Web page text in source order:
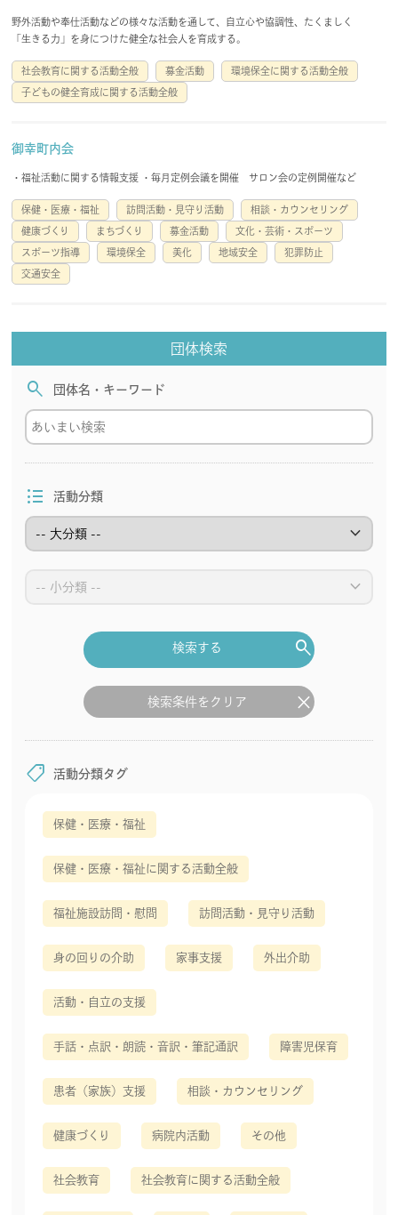
野外活動や奉仕活動などの様々な活動を通して、自立心や協調性、たくましく
「生きる力」を身につけた健全な社会人を育成する。
社会教育に関する活動全般 募金活動 環境保全に関する活動全般
子どもの健全育成に関する活動全般
御幸町内会
・福祉活動に関する情報支援 ・毎月定例会議を開催 サロン会の定例開催など
保健・医療・福祉 訪問活動・見守り活動 相談・カウンセリング
健康づくり まちづくり 募金活動 文化・芸術・スポーツ
スポーツ指導 環境保全 美化 地域安全 犯罪防止
交通安全
団体検索
search 団体名・キーワード
format_list_bulleted 活動分類
keyboard_arrow_down
keyboard_arrow_down
search
検索する
clear
検索条件をクリア
shoppingmode 活動分類タグ
保健・医療・福祉
保健・医療・福祉に関する活動全般
福祉施設訪問・慰問 訪問活動・見守り活動
身の回りの介助 家事支援 外出介助
活動・自立の支援
手話・点訳・朗読・音訳・筆記通訳 障害児保育
患者（家族）支援 相談・カウンセリング
健康づくり 病院内活動 その他
社会教育 社会教育に関する活動全般